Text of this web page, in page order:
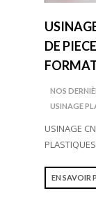
DE
NOS
USINAGE
USINAGE
EN SAVOIR